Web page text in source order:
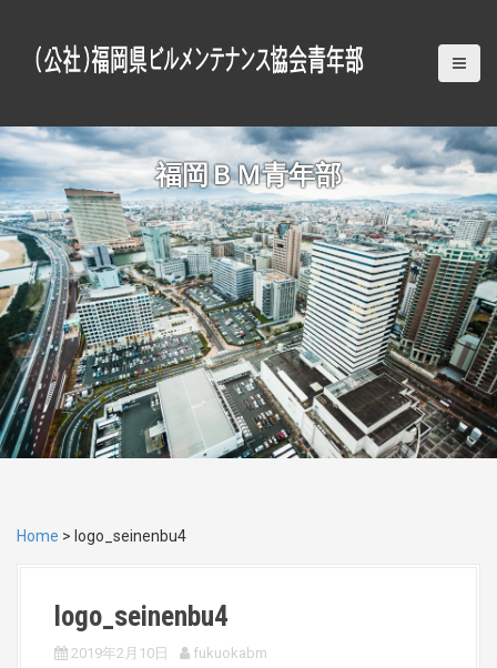
o
c
o
n
t
e
n
t
福岡ＢＭ青年部
Home > logo_seinenbu4
logo_seinenbu4
2019年2月10日 fukuokabm